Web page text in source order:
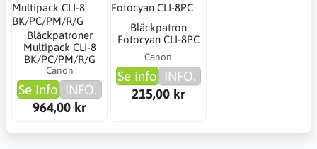
Bläckpatroner
Multipack CLI-8
BK/PC/PM/R/G
Canon
Se info INFO.
964,00 kr
Bläckpatron
Fotocyan CLI-8PC
Canon
Se info INFO.
215,00 kr